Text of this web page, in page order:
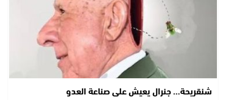
شنقريحة… جنرال يعيش على صناعة العدو